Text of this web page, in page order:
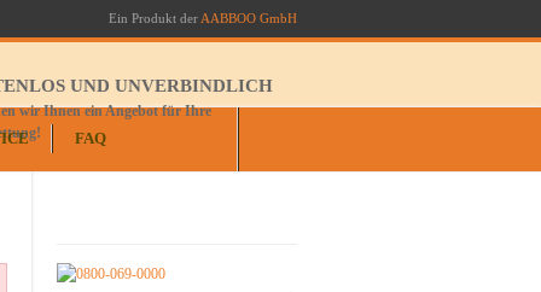
Ein Produkt der AABBOO GmbH
UND UNVERBINDLICH
wir Ihnen ein Angebot für Ihre
FAQ